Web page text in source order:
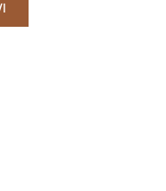
esimeselt